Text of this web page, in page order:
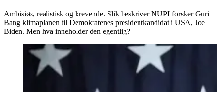
Ambisiøs, realistisk og krevende. Slik beskriver NUPI-forsker Guri
Bang klimaplanen til Demokratenes presidentkandidat i USA, Joe
Biden. Men hva inneholder den egentlig?